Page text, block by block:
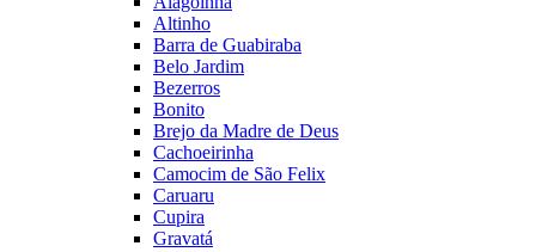
Altinho
Barra de Guabiraba
Belo Jardim
Bezerros
Bonito
Brejo da Madre de Deus
Cachoeirinha
Camocim de São Felix
Caruaru
Cupira
Gravatá